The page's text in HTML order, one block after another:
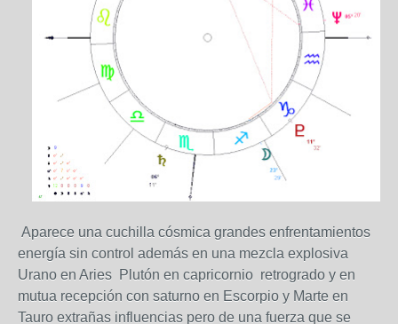
Aparece una cuchilla cósmica grandes enfrentamientos
energía sin control además en una mezcla explosiva
Urano en Aries Plutón en capricornio retrogrado y en
mutua recepción con saturno en Escorpio y Marte en
Tauro extrañas influencias pero de una fuerza que se